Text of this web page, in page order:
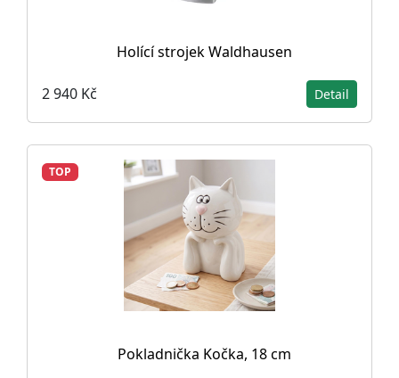
Holící strojek Waldhausen
2 940 Kč Detail
TOP
Pokladnička Kočka, 18 cm